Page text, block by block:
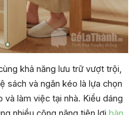
khả năng lưu trữ vượt trội,
sách và ngăn kéo là lựa chọn
và làm việc tại nhà. Kiểu dáng